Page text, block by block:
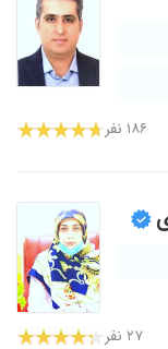
۱۸۶ نفر
۲۷ نفر